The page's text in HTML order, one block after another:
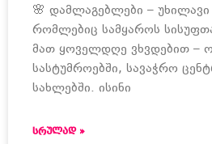
🌸 დამლაგებლები – უხილავი
რომლებიც სამყაროს
მათ ყოველდღე ვხვდებით –
სასტუმროებში, სავაჭრო
სახლებში. ისინი
ᲡᲠᲣᲚᲐᲓ »